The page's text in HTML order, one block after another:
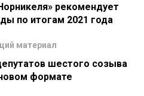
рекомендует
по итогам 2021 года
материал
шестого созыва
формате